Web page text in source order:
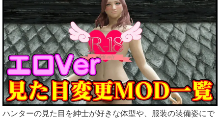
ハンターの見た目を紳士が好きな体型や、服装の装備姿にで